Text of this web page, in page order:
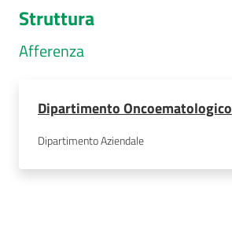
Struttura
Afferenza
Dipartimento Oncoematologico
Dipartimento Aziendale